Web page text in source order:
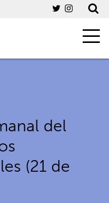
del
(21 de